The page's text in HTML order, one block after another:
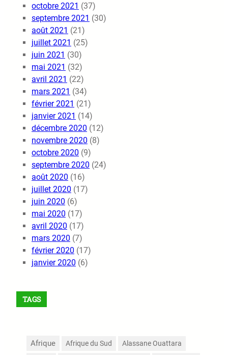
octobre 2021 (37)
septembre 2021 (30)
août 2021 (21)
juillet 2021 (25)
juin 2021 (30)
mai 2021 (32)
avril 2021 (22)
mars 2021 (34)
février 2021 (21)
janvier 2021 (14)
décembre 2020 (12)
novembre 2020 (8)
octobre 2020 (9)
septembre 2020 (24)
août 2020 (16)
juillet 2020 (17)
juin 2020 (6)
mai 2020 (17)
avril 2020 (17)
mars 2020 (7)
février 2020 (17)
janvier 2020 (6)
TAGS
Afrique Afrique du Sud Alassane Ouattara